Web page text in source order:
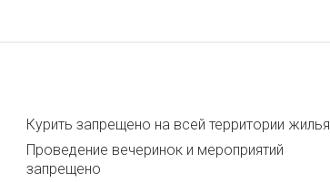
Курить запрещено на всей территории жилья
Проведение вечеринок и мероприятий
запрещено